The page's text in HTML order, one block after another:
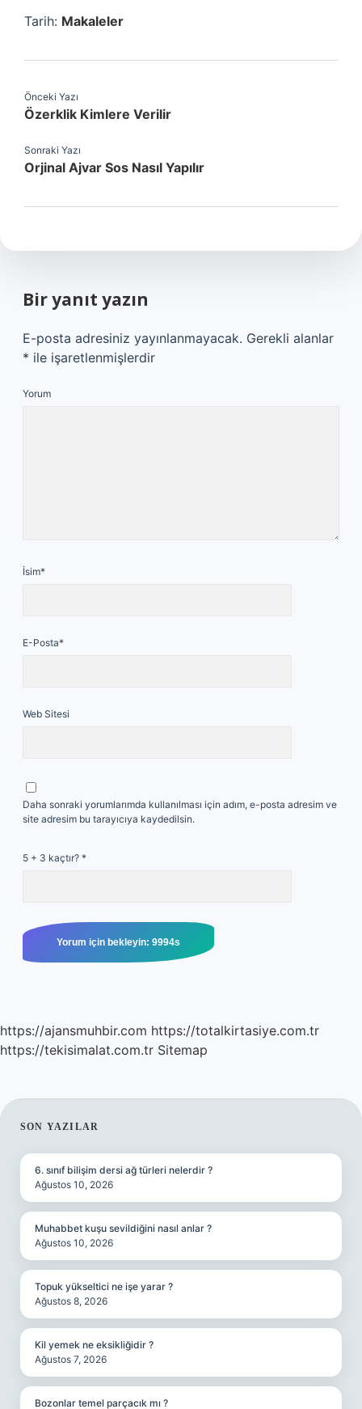
Tarih: Makaleler
Önceki Yazı
Özerklik Kimlere Verilir
Sonraki Yazı
Orjinal Ajvar Sos Nasıl Yapılır
Bir yanıt yazın
E-posta adresiniz yayınlanmayacak. Gerekli alanlar
* ile işaretlenmişlerdir
Yorum
İsim*
E-Posta*
Web Sitesi
Daha sonraki yorumlarımda kullanılması için adım, e-posta adresim ve
site adresim bu tarayıcıya kaydedilsin.
5 + 3 kaçtır? *
https://ajansmuhbir.com https://totalkirtasiye.com.tr
https://tekisimalat.com.tr Sitemap
SIDEBAR
SON YAZILAR
6. sınıf bilişim dersi ağ türleri nelerdir ?
Ağustos 10, 2026
Muhabbet kuşu sevildiğini nasıl anlar ?
Ağustos 10, 2026
Topuk yükseltici ne işe yarar ?
Ağustos 8, 2026
Kil yemek ne eksikliğidir ?
Ağustos 7, 2026
Bozonlar temel parçacık mı ?